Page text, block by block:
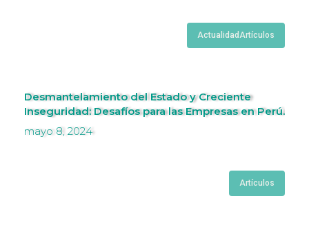
ActualidadArtículos
Desmantelamiento del Estado y Creciente
Inseguridad: Desafíos para las Empresas en Perú.
mayo 8, 2024
Artículos